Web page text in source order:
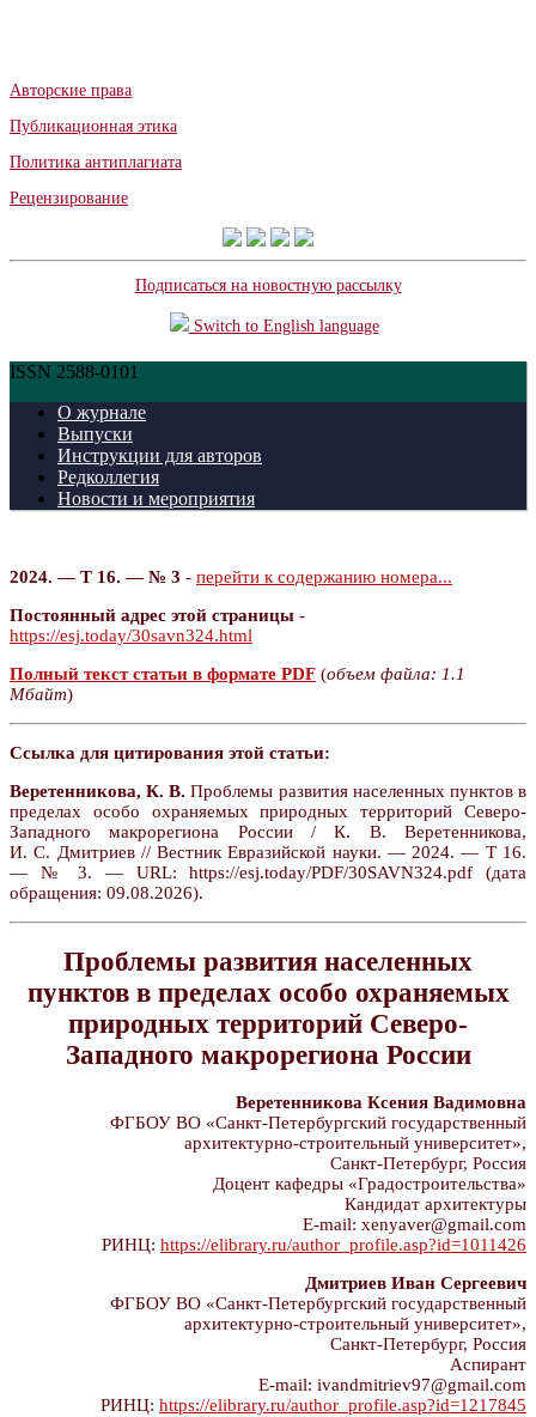
Авторские права
Публикационная этика
Политика антиплагиата
Рецензирование
Подписаться на новостную рассылку
Switch to English language
ISSN 2588-0101
О журнале
Выпуски
Инструкции для авторов
Редколлегия
Новости и мероприятия
2024. — Т 16. — № 3 - перейти к содержанию номера...
Постоянный адрес этой страницы -
https://esj.today/30savn324.html
Полный текст статьи в формате PDF (объем файла: 1.1
Мбайт)
Ссылка для цитирования этой статьи:
Веретенникова, К. В. Проблемы развития населенных пунктов в
пределах особо охраняемых природных территорий Северо-
Западного макрорегиона России / К. В. Веретенникова,
И. С. Дмитриев // Вестник Евразийской науки. — 2024. — Т 16.
— № 3. — URL: https://esj.today/PDF/30SAVN324.pdf (дата
обращения: 09.08.2026).
Проблемы развития населенных
пунктов в пределах особо охраняемых
природных территорий Северо-
Западного макрорегиона России
Веретенникова Ксения Вадимовна
ФГБОУ ВО «Санкт-Петербургский государственный
архитектурно-строительный университет»,
Санкт-Петербург, Россия
Доцент кафедры «Градостроительства»
Кандидат архитектуры
E-mail: xenyaver@gmail.com
РИНЦ: https://elibrary.ru/author_profile.asp?id=1011426
Дмитриев Иван Сергеевич
ФГБОУ ВО «Санкт-Петербургский государственный
архитектурно-строительный университет»,
Санкт-Петербург, Россия
Аспирант
E-mail: ivandmitriev97@gmail.com
РИНЦ: https://elibrary.ru/author_profile.asp?id=1217845